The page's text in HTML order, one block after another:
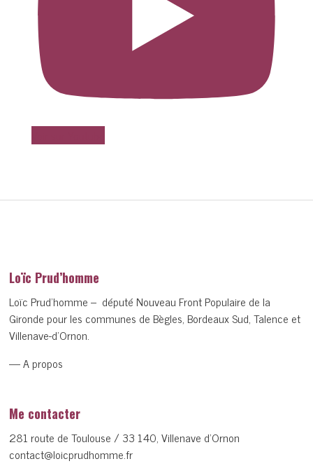
Loïc Prud’homme
Loïc Prud’homme – député Nouveau Front Populaire de la
Gironde pour les communes de Bègles, Bordeaux Sud, Talence et
Villenave-d’Ornon.
— A propos
Me contacter
281 route de Toulouse / 33 140, Villenave d’Ornon
contact@loicprudhomme.fr